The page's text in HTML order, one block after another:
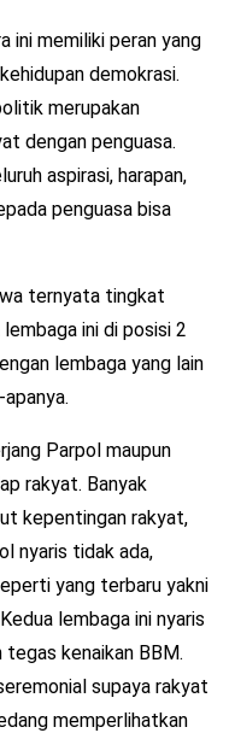
ini memiliki peran yang
demokrasi.
merupakan
dengan penguasa.
aspirasi, harapan,
penguasa bisa
ternyata tingkat
ini di posisi 2
lembaga yang lain
Parpol maupun
rakyat. Banyak
kepentingan rakyat,
nyaris tidak ada,
yang terbaru yakni
lembaga ini nyaris
kenaikan BBM.
supaya rakyat
memperlihatkan